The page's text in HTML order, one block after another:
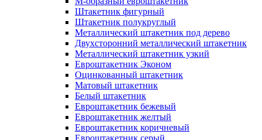
Штакетник фигурный
Штакетник полукруглый
Металлический штакетник под дерево
Двухсторонний металлический штакетник
Металлический штакетник узкий
Евроштакетник Эконом
Оцинкованный штакетник
Матовый штакетник
Белый штакетник
Евроштакетник бежевый
Евроштакетник желтый
Евроштакетник коричневый
Евроштакетник серый